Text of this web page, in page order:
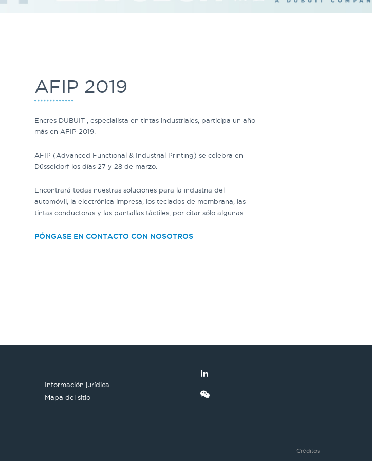
AFIP 2019
Encres DUBUIT , especialista en tintas industriales, participa un año
más en AFIP 2019.
AFIP (Advanced Functional & Industrial Printing) se celebra en
Düsseldorf los días 27 y 28 de marzo.
Encontrará todas nuestras soluciones para la industria del
automóvil, la electrónica impresa, los teclados de membrana, las
tintas conductoras y las pantallas táctiles, por citar sólo algunas.
PÓNGASE EN CONTACTO CON NOSOTROS
Información jurídica
Mapa del sitio
Créditos